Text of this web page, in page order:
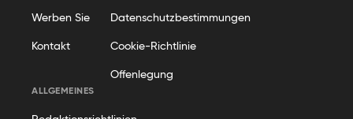
Werben Sie
Kontakt
Datenschutzbestimmungen
Cookie-Richtlinie
Offenlegung
ALLGEMEINES